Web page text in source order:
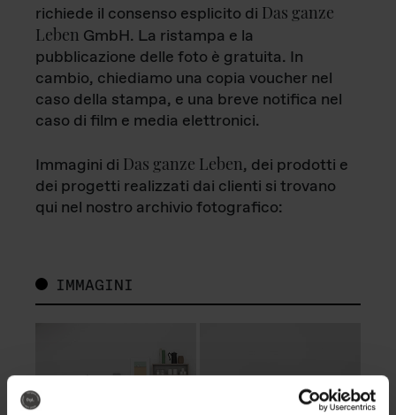
richiede il consenso esplicito di Das ganze
Leben GmbH. La ristampa e la
pubblicazione delle foto è gratuita. In
cambio, chiediamo una copia voucher nel
caso della stampa, e una breve notifica nel
caso di film e media elettronici.
Immagini di Das ganze Leben, dei prodotti e
dei progetti realizzati dai clienti si trovano
qui nel nostro archivio fotografico:
IMMAGINI